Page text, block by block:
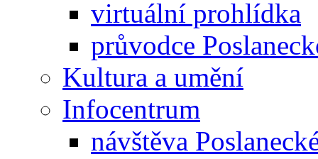
virtuální prohlídka
průvodce
Kultura a umění
Infocentrum
návštěva